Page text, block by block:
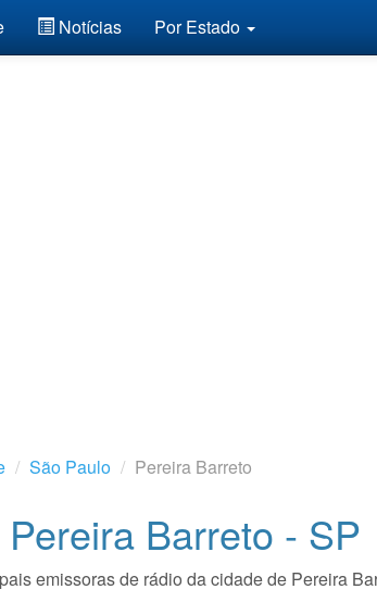
Notícias Por Estado
São Paulo Pereira Barreto
Barreto - SP
emissoras de rádio da cidade de Pereira